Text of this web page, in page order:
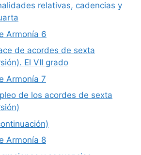
relativas, cadencias y
Armonía 6
de acordes de sexta
El VII grado
Armonía 7
de los acordes de sexta
Armonía 8